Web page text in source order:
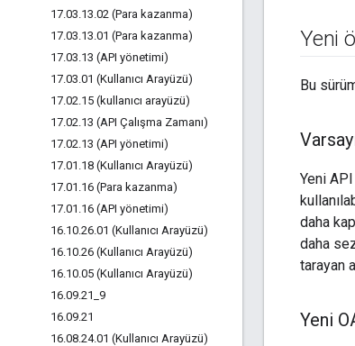
17.03.13.02 (Para kazanma)
17.03.13.01 (Para kazanma)
17.03.13 (API yönetimi)
17.03.01 (Kullanıcı Arayüzü)
17.02.15 (kullanıcı arayüzü)
17.02.13 (API Çalışma Zamanı)
17.02.13 (API yönetimi)
17.01 .18 (Kullanıcı Arayüzü)
17.01 .16 (Para kazanma)
17.01 .16 (API yönetimi)
16.10.26.01 (Kullanıcı Arayüzü)
16.10.26 (Kullanıcı Arayüzü)
16.10.05 (Kullanıcı Arayüzü)
16.09.21 9
16.09.21
16.08.24.01 (Kullanıcı Arayüzü)
Yeni
Bu
Yeni
daha
daha
tarayan
Yeni